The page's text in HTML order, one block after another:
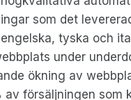
som det
tyska och
under
ökning av
av försäljningen som